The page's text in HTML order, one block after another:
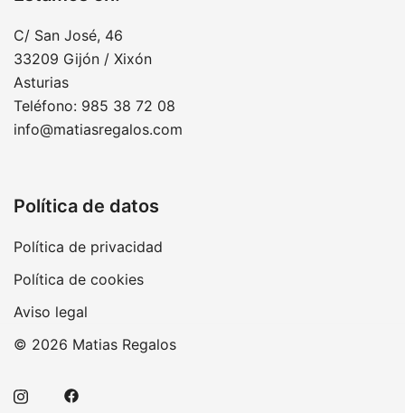
C/ San José, 46
33209 Gijón / Xixón
Asturias
Teléfono: 985 38 72 08
info@matiasregalos.com
Política de datos
Política de privacidad
Política de cookies
Aviso legal
© 2026 Matias Regalos